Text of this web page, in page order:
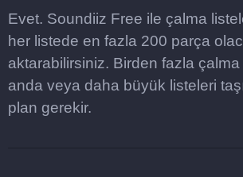
Evet. Soundiiz Free ile çalma
her listede en fazla 200 parça
aktarabilirsiniz. Birden fazla çalma
anda veya daha büyük listeleri
plan gerekir.